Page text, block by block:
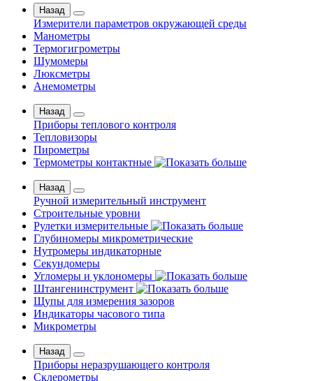
Назад
Измерители параметров окружающей среды
Манометры
Термогигрометры
Шумомеры
Люксметры
Анемометры
Назад
Приборы теплового контроля
Тепловизоры
Пирометры
Термометры контактные
Назад
Ручной измерительный инструмент
Строительные уровни
Рулетки измерительные
Глубиномеры микрометрические
Нутромеры индикаторные
Секундомеры
Угломеры и уклономеры
Штангенинструмент
Щупы для измерения зазоров
Индикаторы часового типа
Микрометры
Назад
Приборы неразрушающего контроля
Склерометры